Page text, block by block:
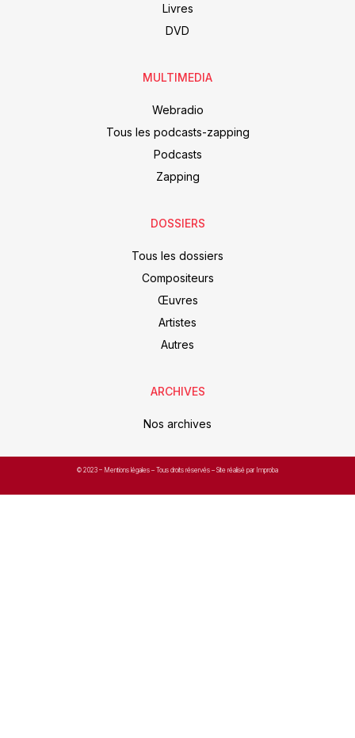
Livres
DVD
MULTIMEDIA
Webradio
Tous les podcasts-zapping
Podcasts
Zapping
DOSSIERS
Tous les dossiers
Compositeurs
Œuvres
Artistes
Autres
ARCHIVES
Nos archives
© 2023 – Mentions légales – Tous droits réservés – Site réalisé par Improba